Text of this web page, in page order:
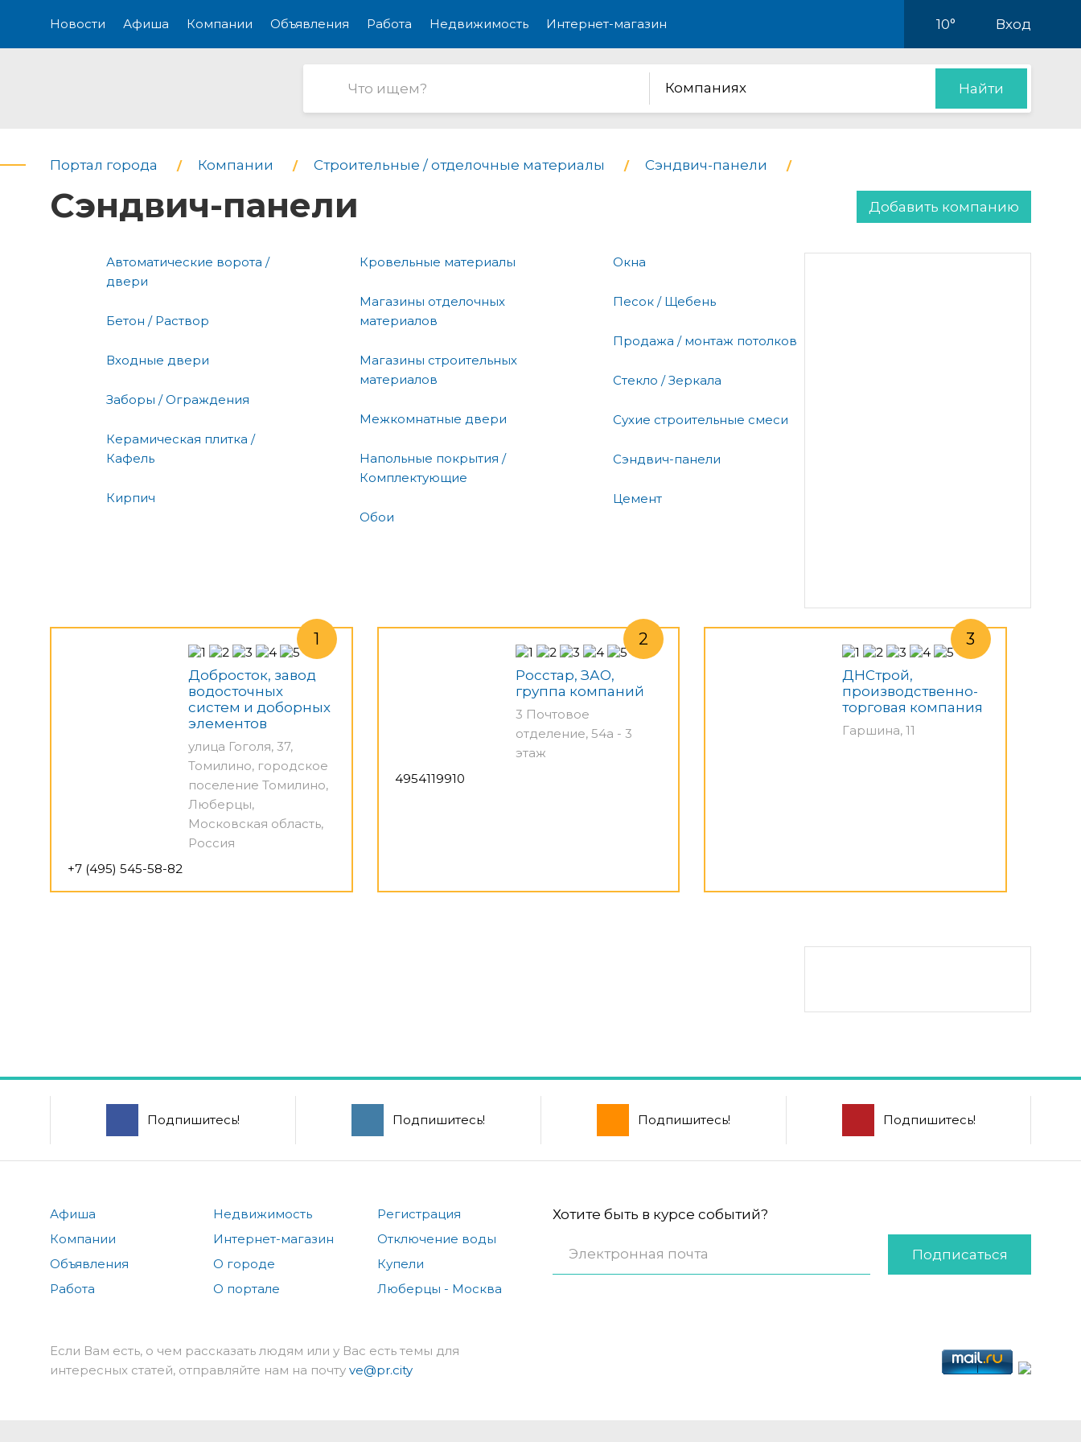
Новости Афиша Компании Объявления Работа Недвижимость Интернет-магазин 10° Вход
Компаниях Найти
Портал города Компании Строительные / отделочные материалы Сэндвич-панели
Сэндвич-панели Добавить компанию
Автоматические ворота /
двери
Бетон / Раствор
Входные двери
Заборы / Ограждения
Керамическая плитка /
Кафель
Кирпич
Кровельные материалы
Магазины отделочных
материалов
Магазины строительных
материалов
Межкомнатные двери
Напольные покрытия /
Комплектующие
Обои
Окна
Песок / Щебень
Продажа / монтаж потолков
Стекло / Зеркала
Сухие строительные смеси
Сэндвич-панели
Цемент
Добросток, завод
водосточных
систем и доборных
элементов
улица Гоголя, 37,
Томилино, городское
поселение Томилино,
Люберцы,
Московская область,
Россия
+7 (495) 545-58-82
Росстар, ЗАО,
группа компаний
3 Почтовое
отделение, 54а - 3
этаж
4954119910
ДНСтрой,
производственно-
торговая компания
Гаршина, 11
Подпишитесь! Подпишитесь! Подпишитесь! Подпишитесь!
Афиша
Компании
Объявления
Работа
Недвижимость
Интернет-магазин
О городе
О портале
Регистрация
Отключение воды
Купели
Люберцы - Москва
Хотите быть в курсе событий?
Подписаться
Если Вам есть, о чем рассказать людям или у Вас есть темы для
интересных статей, отправляйте нам на почту ve@pr.city